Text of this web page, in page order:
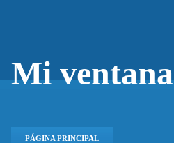
Mi ventana
PÁGINA PRINCIPAL